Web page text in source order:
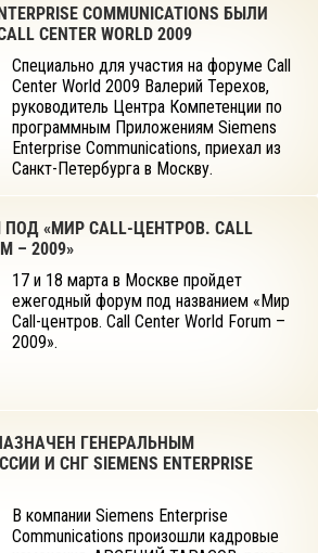
и корпораций».
COMMUNICATIONS БЫЛИ
CENTER WORLD 2009
Специально для участия на форуме Call
Center World 2009 Валерий Терехов,
руководитель Центра Компетенции по
программным Приложениям Siemens
Enterprise Communications, приехал из
Санкт-Петербурга в Москву.
«МИР CALL-ЦЕНТРОВ. CALL
– 2009»
17 и 18 марта в Москве пройдет
ежегодный форум под названием «Мир
Call-центров. Call Center World Forum –
2009».
ГЕНЕРАЛЬНЫМ
И СНГ SIEMENS ENTERPRISE
В компании Siemens Enterprise
Communications произошли кадровые